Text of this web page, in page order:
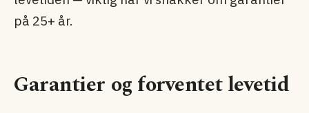
på 25+ år.
Garantier og forventet levetid